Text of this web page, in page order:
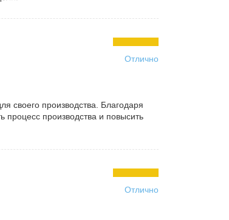
Отлично
своего производства. Благодаря
процесс производства и повысить
Отлично